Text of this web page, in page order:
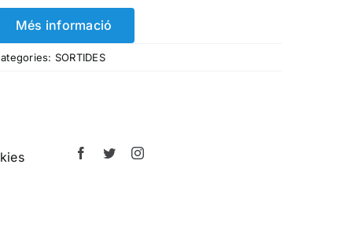
Més informació
SORTIDES